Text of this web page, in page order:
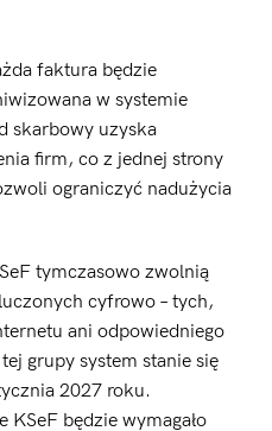
faktura będzie
w systemie
skarbowy uzyska
firm, co z jednej strony
ograniczyć nadużycia
tymczasowo zwolnią
cyfrowo – tych,
ani odpowiedniego
grupy system stanie się
2027 roku.
będzie wymagało